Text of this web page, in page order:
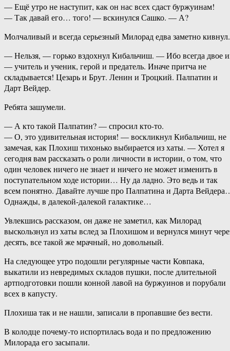
— Ещё утро не наступит, как он нас всех сдаст буржуинам!
— Так давай его… того! — вскинулся Сашко. — А?
Молчаливый и всегда серьезный Милорад едва заметно кивнул.
— Нельзя, — горько вздохнул Кибальчиш. — Ибо всегда двое
— учитель и ученик, герой и предатель. Иначе притча не
складывается! Цезарь и Брут. Ленин и Троцкий. Палпатин и
Дарт Вейдер.
Ребята зашумели.
— А кто такой Палпатин? — спросил кто-то.
— О, это удивительная история! — воскликнул Кибальчиш, не
замечая, как Плохиш тихонько выбирается из хаты. — Хотел я
сегодня вам рассказать о роли личности в истории, о том, что
один человек ничего не знает и ничего не может изменить в
поступательном ходе истории… Ну да ладно. Это ведь и так
всем понятно. Давайте лучше про Палпатина и Дарта
Однажды, в далекой-далекой галактике…
Увлекшись рассказом, он даже не заметил, как Милорад
выскользнул из хаты вслед за Плохишом и вернулся минут
десять, все такой же мрачный, но довольный.
На следующее утро подошли регулярные части Ковпака,
выкатили из невредимых складов пушки, после длительной
артподготовки пошли конной лавой на буржуинов и порубали
всех в капусту.
Плохиша так и не нашли, записали в пропавшие без вести.
В колодце почему-то испортилась вода и по предложению
Милорада его засыпали.